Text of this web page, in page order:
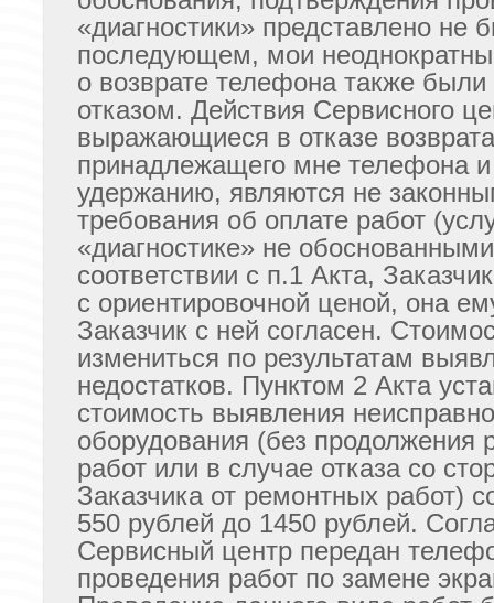
«диагностики» представлено не
последующем, мои
о возврате телефона также были
отказом. Действия Сервисного
выражающиеся в отказе возврата
принадлежащего мне телефона и
удержанию, являются не
требования об оплате работ
«диагностике» не
соответствии с п.1 Акта,
с ориентировочной ценой, она
Заказчик с ней согласен.
измениться по результатам
недостатков. Пунктом 2 Акта
стоимость выявления
оборудования (без продолжения
работ или в случае отказа со
Заказчика от ремонтных работ)
550 рублей до 1450 рублей.
Сервисный центр передан
проведения работ по замене